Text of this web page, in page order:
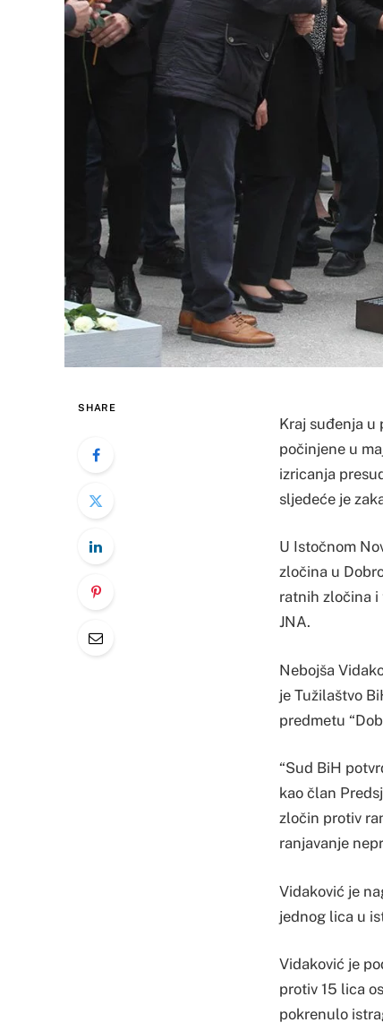
SHARE
Kraj suđenja u
počinjene u
izricanja
sljedeće je
U Istočnom
zločina u
ratnih zločina i
JNA.
Nebojša
je Tužilaštvo
predmetu
“Sud BiH
kao član
zločin protiv
ranjavanje
Vidaković je
jednog lica u
Vidaković je
protiv 15 lica
pokrenulo